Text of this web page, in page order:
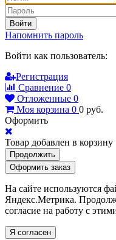
Войти
Напомнить пароль
Войти как пользователь:
Регистрация
Сравнение 0
Отложенные 0
Моя корзина 0 0 руб.
Оформить
Товар добавлен в корзину
Продолжить
Оформить заказ
На сайте используются
Яндекс.Метрика.
согласие на работу с
Я согласен